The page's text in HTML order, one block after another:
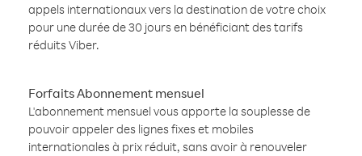
appels internationaux vers la destination de votre choix
pour une durée de 30 jours en bénéficiant des tarifs
réduits Viber.
Forfaits Abonnement mensuel
L'abonnement mensuel vous apporte la souplesse de
pouvoir appeler des lignes fixes et mobiles
internationales à prix réduit, sans avoir à renouveler